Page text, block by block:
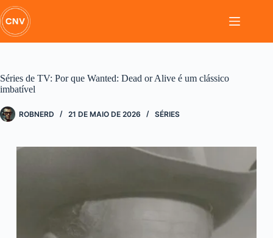
Pular
para
o
conteúdo
Séries de TV: Por que Wanted: Dead or Alive é um clássico
imbatível
ROBNERD 21 DE MAIO DE 2026 SÉRIES